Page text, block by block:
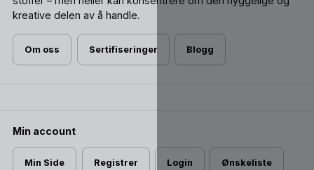
kreative delen av å handle.
Om oss Sertifiseringer Blogg
Min account
Min Side Registrer Login Ønskeliste